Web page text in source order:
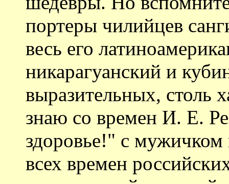
портеры чилийцев
весь его
никарагуанский и
выразительных, столь
знаю со времен И. Е.
здоровье!" с
всех времен